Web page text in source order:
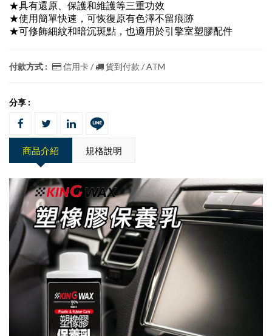
★具有還原、保護和維護等三重功效
★使用簡單快速，可恢復原有色澤不留痕跡
★可修飾細紋和暗沉斑點，也適用於引擎室塑膠配件
付款方式 : 信用卡 / 貨到付款 / ATM
分享 :
商品介紹 規格說明